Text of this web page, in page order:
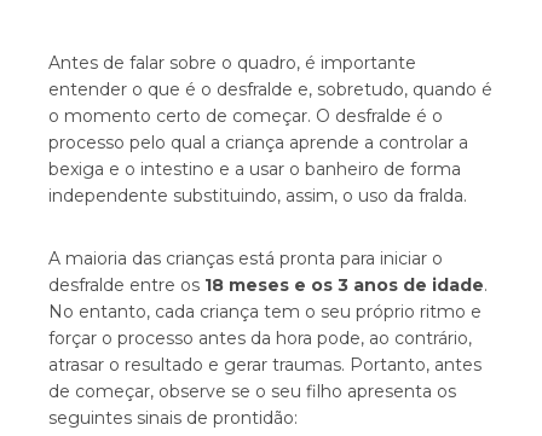
Antes de falar sobre o quadro, é importante
entender o que é o desfralde e, sobretudo, quando é
o momento certo de começar. O desfralde é o
processo pelo qual a criança aprende a controlar a
bexiga e o intestino e a usar o banheiro de forma
independente substituindo, assim, o uso da fralda.
A maioria das crianças está pronta para iniciar o
desfralde entre os 18 meses e os 3 anos de idade.
No entanto, cada criança tem o seu próprio ritmo e
forçar o processo antes da hora pode, ao contrário,
atrasar o resultado e gerar traumas. Portanto, antes
de começar, observe se o seu filho apresenta os
seguintes sinais de prontidão: